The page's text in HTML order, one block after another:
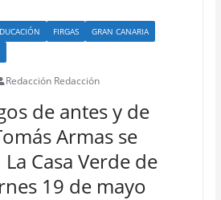
FIRGAS
GRAN CANARIA
Redacción Redacción
de antes y de
Armas se
Casa Verde de
19 de mayo